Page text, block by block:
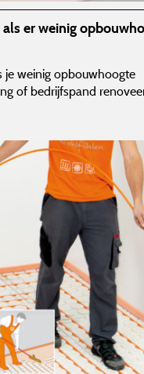
er weinig
je weinig opbouwhoogte
of bedrijfspand